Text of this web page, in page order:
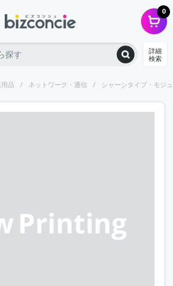
0
詳細
検索
品 ネットワーク・通信 シャーシタイプ・モジ